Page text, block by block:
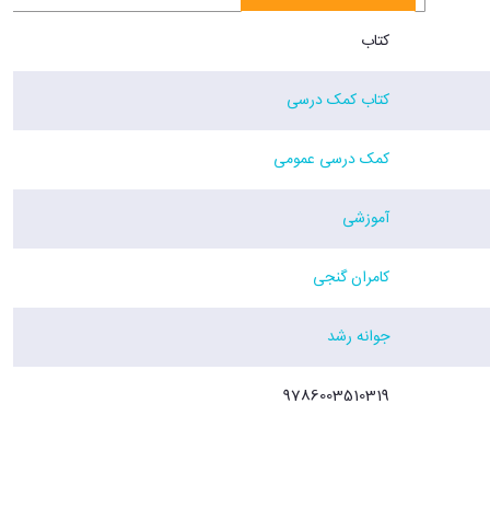
کتاب
کتاب کمک درسی
کمک درسی عمومی
آموزشی
کامران گنجی
جوانه رشد
9786003510319